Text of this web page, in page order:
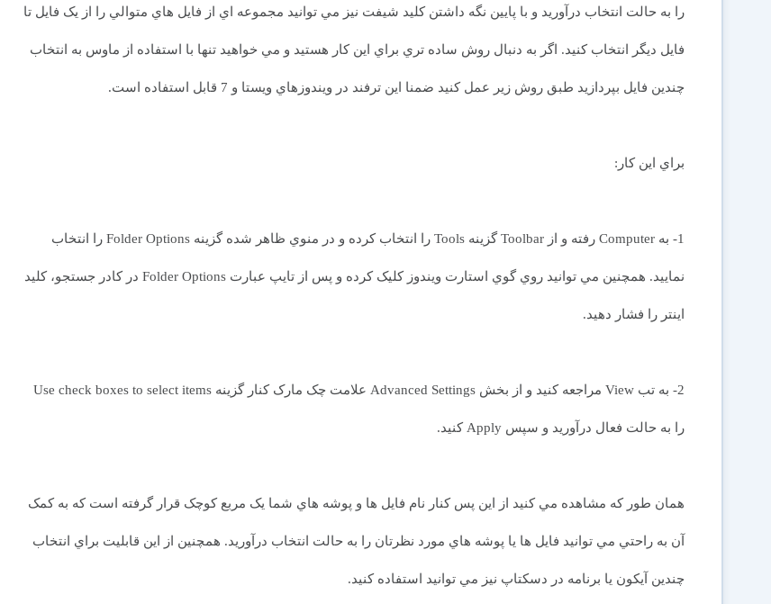
را به حالت انتخاب درآوريد و با پايين نگه داشتن کليد شيفت نيز مي توانيد مجموعه اي از فايل هاي متوالي را از يک فايل تا
فايل ديگر انتخاب کنيد. اگر به دنبال روش ساده تري براي اين کار هستيد و مي خواهيد تنها با استفاده از ماوس به انتخاب
چندين فايل بپردازيد طبق روش زير عمل کنيد ضمنا اين ترفند در ويندوزهاي ويستا و 7 قابل استفاده است.
براي اين کار:
1- به Computer رفته و از Toolbar گزينه Tools را انتخاب کرده و در منوي ظاهر شده گزينه Folder Options را انتخاب
نماييد. همچنين مي توانيد روي گوي استارت ويندوز کليک کرده و پس از تايپ عبارت Folder Options در کادر جستجو، کليد
اينتر را فشار دهيد.
2- به تب View مراجعه کنيد و از بخش Advanced Settings علامت چک مارک کنار گزينه Use check boxes to select items
را به حالت فعال درآوريد و سپس Apply کنيد.
همان طور که مشاهده مي کنيد از اين پس کنار نام فايل ها و پوشه هاي شما يک مربع کوچک قرار گرفته است که به کمک
آن به راحتي مي توانيد فايل ها يا پوشه هاي مورد نظرتان را به حالت انتخاب درآوريد. همچنين از اين قابليت براي انتخاب
چندين آيکون يا برنامه در دسکتاپ نيز مي توانيد استفاده کنيد.